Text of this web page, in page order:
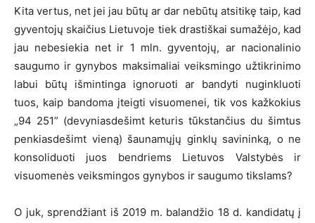
Kita vertus, net jei jau būtų ar dar nebūtų atsitikę taip, kad
gyventojų skaičius Lietuvoje tiek drastiškai sumažėjo, kad
jau nebesiekia net ir 1 mln. gyventojų, ar nacionalinio
saugumo ir gynybos maksimaliai veiksmingo užtikrinimo
labui būtų išmintinga ignoruoti ar bandyti nuginkluoti
tuos, kaip bandoma įteigti visuomenei, tik vos kažkokius
„94 251” (devyniasdešimt keturis tūkstančius du šimtus
penkiasdešimt vieną) šaunamųjų ginklų savininką, o ne
konsoliduoti juos bendriems Lietuvos Valstybės ir
visuomenės veiksmingos gynybos ir saugumo tikslams?
O juk, sprendžiant iš 2019 m. balandžio 18 d. kandidatų į